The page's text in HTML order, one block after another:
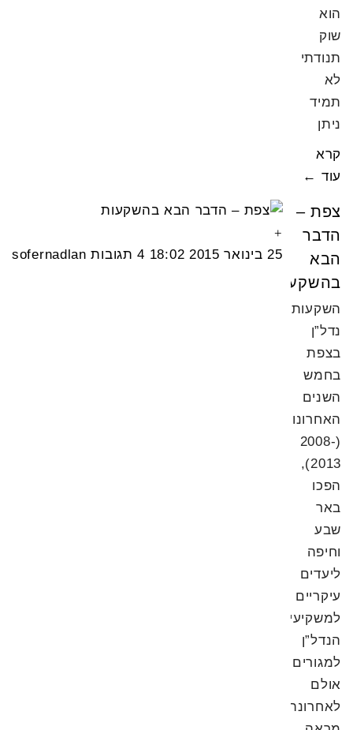
הוא
שוק
תנודתי.
לא
תמיד
ניתן
קרא
עוד ←
25 בינואר 2015 18:02 4 תגובות sofernadlan
צפת –
הדבר
הבא
בהשקעות
השקעות
נדל”ן
בצפת
בחמש
השנים
האחרונות
(2008-
2013),
הפכו
באר
שבע
וחיפה
ליעדים
עיקריים
למשקיעי
הנדל”ן
למגורים,
אולם
לאחרונה